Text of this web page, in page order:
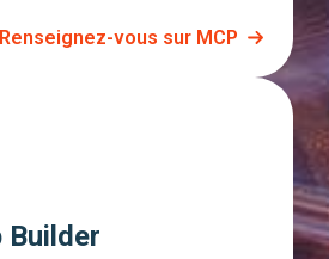
Renseignez-vous sur MCP